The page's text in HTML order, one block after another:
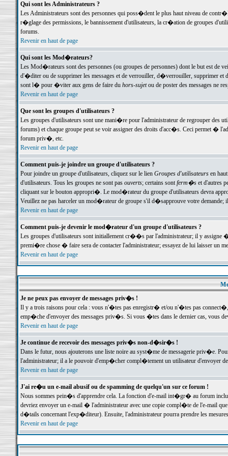
Qui sont les Administrateurs ?
Les Administrateurs sont des personnes qui poss�dent le plus haut niveau de
r�glage des permissions, le bannissement d'utilisateurs, la cr�ation de groupes
forums.
Revenir en haut de page
Qui sont les Mod�rateurs?
Les Mod�rateurs sont des personnes (ou groupes de personnes) dont le but est de
d'�diter ou de supprimer les messages et de verrouiller, d�verrouiller, supprimer
sont l� pour �viter aux gens de faire du hors-sujetou de poster des messages ne
Revenir en haut de page
Que sont les groupes d'utilisateurs ?
Les groupes d'utilisateurs sont une mani�re pour l'administrateur de regrouper des
forums) et chaque groupe peut se voir assigner des droits d'acc�s. Ceci permet
forum priv�, etc.
Revenir en haut de page
Comment puis-je joindre un groupe d'utilisateurs ?
Pour joindre un groupe d'utilisateurs, cliquez sur le lien Groupes d'utilisateursen haut
d'utilisateurs. Tous les groupes ne sont pas ouverts; certains sontferm�set d'autres
cliquant sur le bouton appropri�. Le mod�rateur du groupe d'utilisateurs devra
Veuillez ne pas harceler un mod�rateur de groupe s'il d�sapprouve votre demande;
Revenir en haut de page
Comment puis-je devenir le mod�rateur d'un groupe d'utilisateurs ?
Les groupes d'utilisateurs sont initiallement cr��s par l'administrateur; il y
premi�re chose � faire sera de contacter l'administrateur; essayez de lui laisser un
Revenir en haut de page
Je ne peux pas envoyer de messages priv�s !
Il y a trois raisons pour cela : vous n'�tes pas enregistr� et/ou n'�tes pas
emp�che d'envoyer des messages priv�s. Si vous �tes dans le dernier cas, vous
Revenir en haut de page
Je continue de recevoir des messages priv�s non-d�sir�s !
Dans le futur, nous ajouterons une liste noire au syst�me de messagerie priv�e.
l'administrateur; il a le pouvoir d'emp�cher compl�tement un utilisateur d'envoyer
Revenir en haut de page
J'ai re�u un e-mail abusif ou de spamming de quelqu'un sur ce forum !
Nous sommes pein�s d'apprendre cela. La fonction d'e-mail int�gr� au forum inclut
devriez envoyer un e-mail � l'administrateur avec une copie compl�te de l'e-mail
d�tails concernant l'exp�diteur). Ensuite, l'administrateur pourra prendre les
Revenir en haut de page